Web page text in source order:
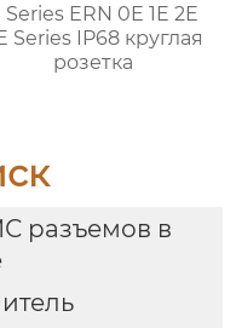
Series ERN 0E 1E 2E
Series IP68 круглая
розетка
разъемов в